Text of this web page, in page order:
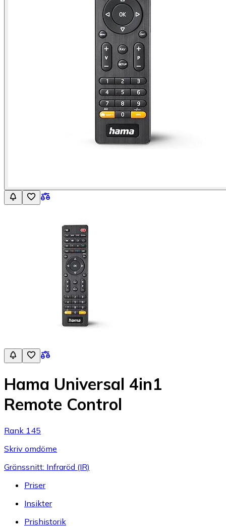
Hama Universal 4in1
Remote Control
Rank 145
Skriv omdöme
Gränssnitt: Infraröd (IR)
Priser
Insikter
Prishistorik